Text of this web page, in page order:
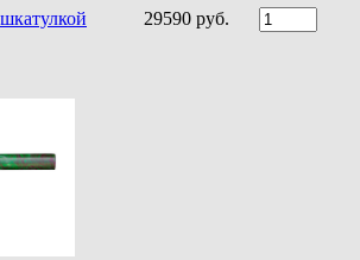
29590 руб.